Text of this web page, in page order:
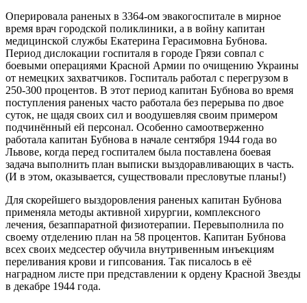
Оперировала раненых в 3364-ом эвакогоспитале в мирное
время врач городской поликлиники, а в войну капитан
медицинской службы Екатерина Герасимовна Бубнова.
Период дислокации госпиталя в городе Грязи совпал с
боевыми операциями Красной Армии по очищению Украины
от немецких захватчиков. Госпиталь работал с перегрузом в
250-300 процентов. В этот период капитан Бубнова во время
поступления раненых часто работала без перерыва по двое
суток, не щадя своих сил и воодушевляя своим примером
подчинённый ей персонал. Особенно самоотверженно
работала капитан Бубнова в начале сентября 1944 года во
Львове, когда перед госпиталем была поставлена боевая
задача выполнить план выписки выздоравливающих в часть.
(И в этом, оказывается, существовали пресловутые планы!)
Для скорейшего выздоровления раненых капитан Бубнова
применяла методы активной хирургии, комплексного
лечения, безаппаратной физиотерапии. Перевыполнила по
своему отделению план на 58 процентов. Капитан Бубнова
всех своих медсестер обучила внутривенным инъекциям
переливания крови и гипсования. Так писалось в её
наградном листе при представлении к ордену Красной Звезды
в декабре 1944 года.